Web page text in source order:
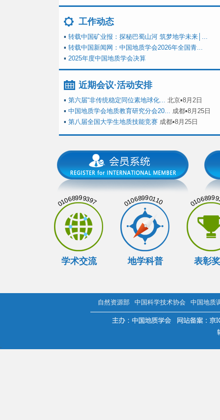
工作动态
▪ 转载中国矿业报：探秘巴蜀山河 筑梦地学未来│...
▪ 转载中国新闻网：中国地质学会2026年全国青...
▪ 2025年度中国地质学会决算
近期会议·活动安排
▪ 第六届“非传统稳定同位素地球化... 北京▪8月2日
▪ 中国地质学会地质教育研究分会20... 成都▪8月25日
▪ 第八届全国大学生地质技能竞赛 成都▪8月25日
01068999397
学术交流
01068990110
地学科普 表彰
自然资源部 中国科学技术协会 中国地质
.